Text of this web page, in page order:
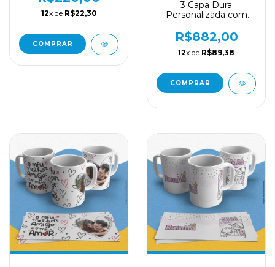
12x de R$22,30
COMPRAR
3 Capa Dura
Personalizada com
couche
R$882,00
12x de R$89,38